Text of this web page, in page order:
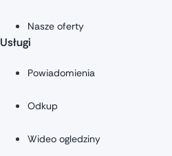
Nasze oferty
Usługi
Powiadomienia
Odkup
Wideo ogledziny